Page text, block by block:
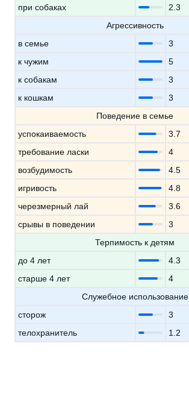
при собаках 2.3
Агрессивность
в семье
3
к чужим
5
к собакам
3
к кошкам
3
Поведение в семье
успокаиваемость
3.7
требование ласки
4
возбудимость
4.5
игривость
4.8
черезмерный лай
3.6
срывы в поведении
3
Терпимость к детям
до 4 лет
4.3
старше 4 лет
4
Служебное использование
сторож
3
телохранитель
1.2